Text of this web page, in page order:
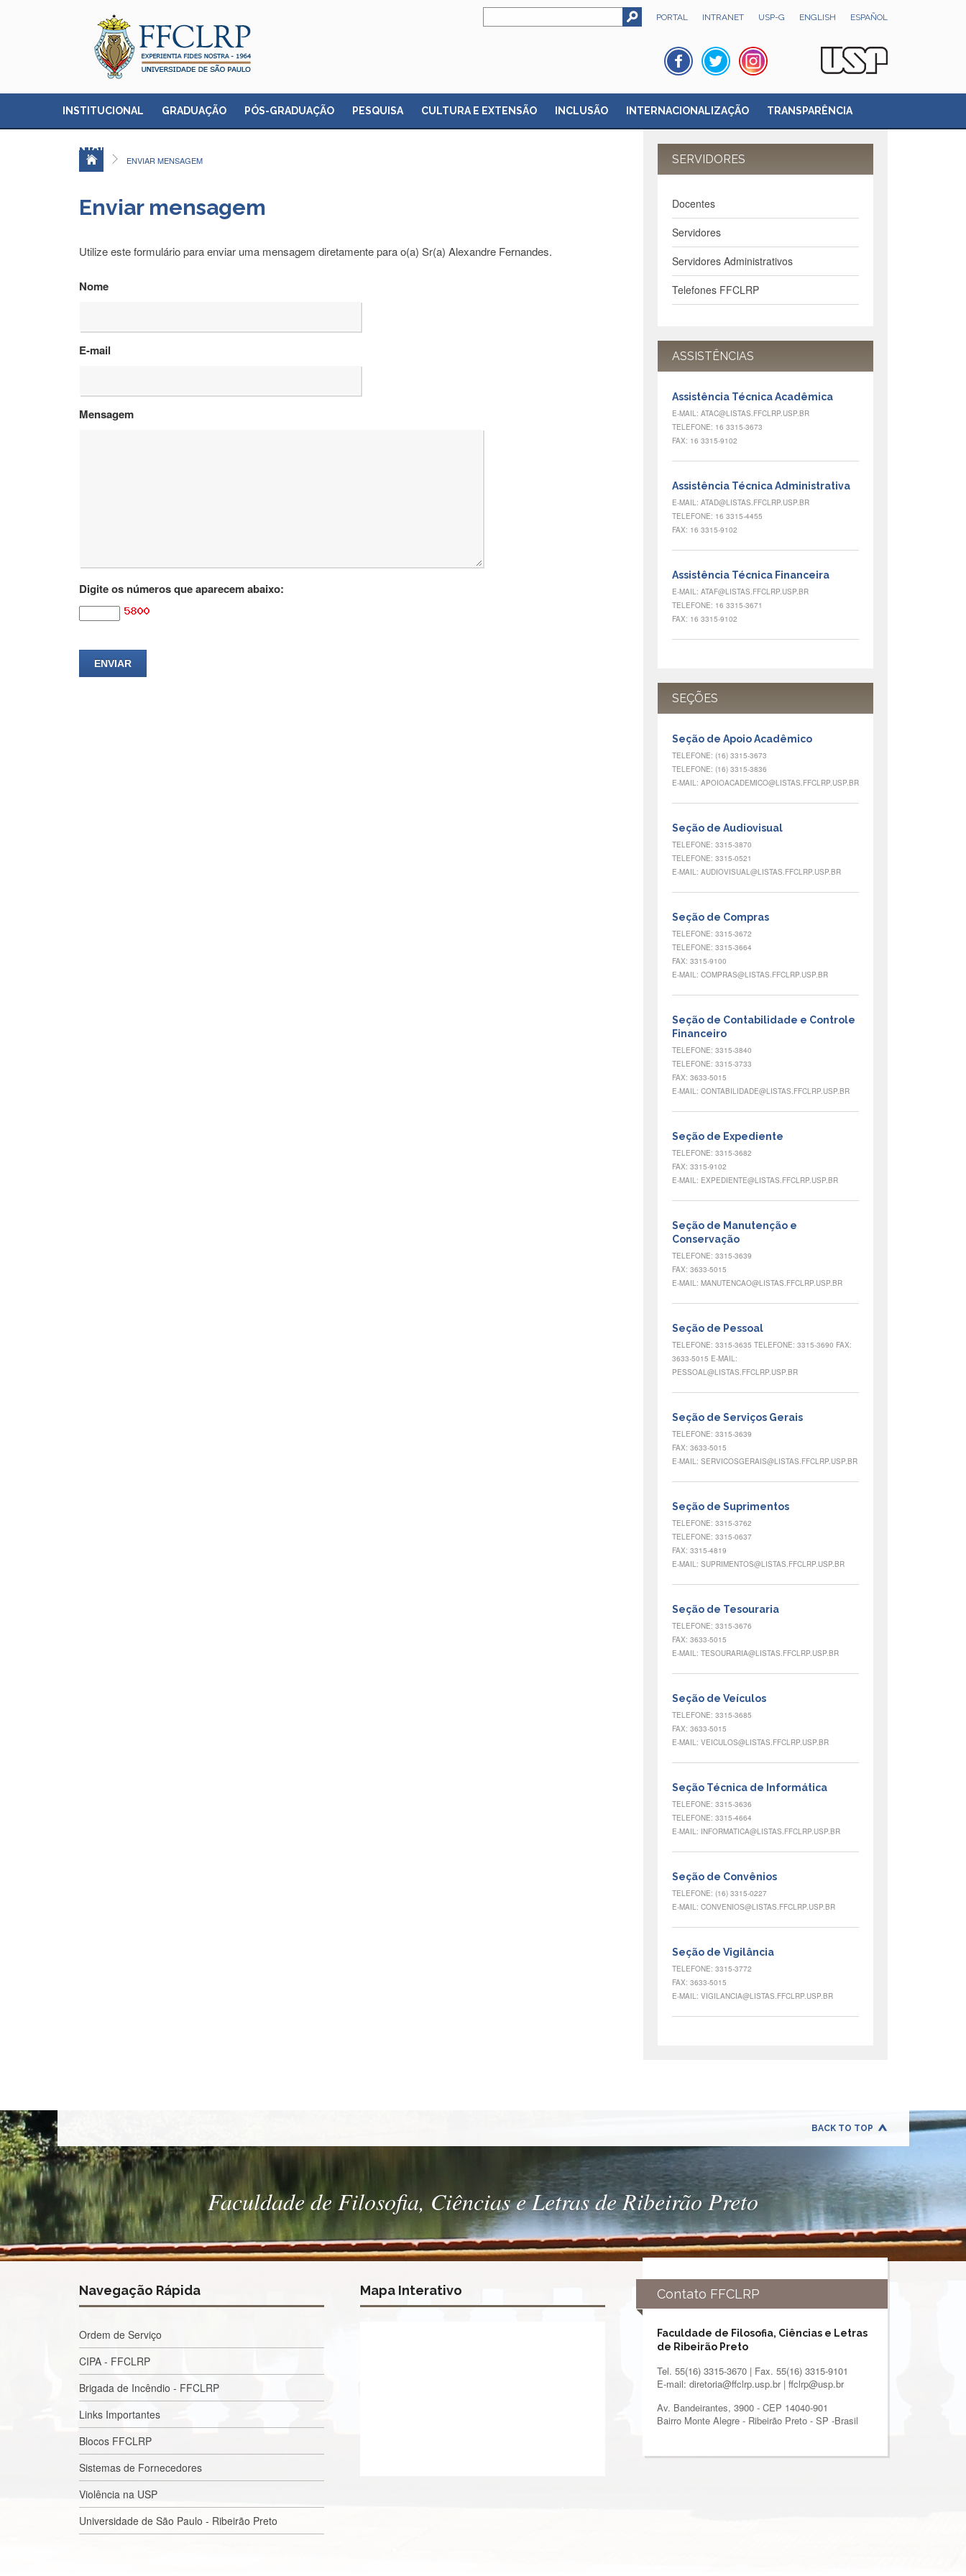
PORTAL INTRANET USP-G ENGLISH ESPAÑOL
INSTITUCIONAL GRADUAÇÃO PÓS-GRADUAÇÃO PESQUISA CULTURA E EXTENSÃO INCLUSÃO INTERNACIONALIZAÇÃO TRANSPARÊNCIA
CONTATO
ENVIAR MENSAGEM
Enviar mensagem
Utilize este formulário para enviar uma mensagem diretamente para o(a) Sr(a) Alexandre Fernandes.
Nome
E-mail
Mensagem
Digite os números que aparecem abaixo:
SERVIDORES
Docentes
Servidores
Servidores Administrativos
Telefones FFCLRP
ASSISTÊNCIAS
Assistência Técnica Acadêmica
E-MAIL: ATAC@LISTAS.FFCLRP.USP.BR
TELEFONE: 16 3315-3673
FAX: 16 3315-9102
Assistência Técnica Administrativa
E-MAIL: ATAD@LISTAS.FFCLRP.USP.BR
TELEFONE: 16 3315-4455
FAX: 16 3315-9102
Assistência Técnica Financeira
E-MAIL: ATAF@LISTAS.FFCLRP.USP.BR
TELEFONE: 16 3315-3671
FAX: 16 3315-9102
SEÇÕES
Seção de Apoio Acadêmico
TELEFONE: (16) 3315-3673
TELEFONE: (16) 3315-3836
E-MAIL: APOIOACADEMICO@LISTAS.FFCLRP.USP.BR
Seção de Audiovisual
TELEFONE: 3315-3870
TELEFONE: 3315-0521
E-MAIL: AUDIOVISUAL@LISTAS.FFCLRP.USP.BR
Seção de Compras
TELEFONE: 3315-3672
TELEFONE: 3315-3664
FAX: 3315-9100
E-MAIL: COMPRAS@LISTAS.FFCLRP.USP.BR
Seção de Contabilidade e Controle
Financeiro
TELEFONE: 3315-3840
TELEFONE: 3315-3733
FAX: 3633-5015
E-MAIL: CONTABILIDADE@LISTAS.FFCLRP.USP.BR
Seção de Expediente
TELEFONE: 3315-3682
FAX: 3315-9102
E-MAIL: EXPEDIENTE@LISTAS.FFCLRP.USP.BR
Seção de Manutenção e
Conservação
TELEFONE: 3315-3639
FAX: 3633-5015
E-MAIL: MANUTENCAO@LISTAS.FFCLRP.USP.BR
Seção de Pessoal
TELEFONE: 3315-3635 TELEFONE: 3315-3690 FAX:
3633-5015 E-MAIL:
PESSOAL@LISTAS.FFCLRP.USP.BR
Seção de Serviços Gerais
TELEFONE: 3315-3639
FAX: 3633-5015
E-MAIL: SERVICOSGERAIS@LISTAS.FFCLRP.USP.BR
Seção de Suprimentos
TELEFONE: 3315-3762
TELEFONE: 3315-0637
FAX: 3315-4819
E-MAIL: SUPRIMENTOS@LISTAS.FFCLRP.USP.BR
Seção de Tesouraria
TELEFONE: 3315-3676
FAX: 3633-5015
E-MAIL: TESOURARIA@LISTAS.FFCLRP.USP.BR
Seção de Veículos
TELEFONE: 3315-3685
FAX: 3633-5015
E-MAIL: VEICULOS@LISTAS.FFCLRP.USP.BR
Seção Técnica de Informática
TELEFONE: 3315-3636
TELEFONE: 3315-4664
E-MAIL: INFORMATICA@LISTAS.FFCLRP.USP.BR
Seção de Convênios
TELEFONE: (16) 3315-0227
E-MAIL: CONVENIOS@LISTAS.FFCLRP.USP.BR
Seção de Vigilância
TELEFONE: 3315-3772
FAX: 3633-5015
E-MAIL: VIGILANCIA@LISTAS.FFCLRP.USP.BR
BACK TO TOP
Faculdade de Filosofia, Ciências e Letras de Ribeirão Preto
Navegação Rápida
Ordem de Serviço
CIPA - FFCLRP
Brigada de Incêndio - FFCLRP
Links Importantes
Blocos FFCLRP
Sistemas de Fornecedores
Violência na USP
Universidade de São Paulo - Ribeirão Preto
Mapa Interativo Contato FFCLRP
Faculdade de Filosofia, Ciências e Letras
de Ribeirão Preto
Tel. 55(16) 3315-3670 | Fax. 55(16) 3315-9101
E-mail: diretoria@ffclrp.usp.br | ffclrp@usp.br
Av. Bandeirantes, 3900 - CEP 14040-901
Bairro Monte Alegre - Ribeirão Preto - SP -Brasil